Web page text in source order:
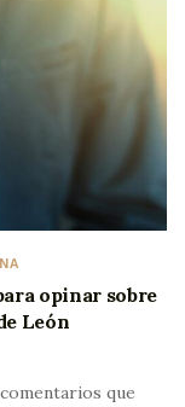
opinar sobre
León
que